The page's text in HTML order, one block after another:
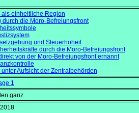
als einheitliche Region
durch die Moro-Befreiungsfront
und Steuerhoheit
durch die Moro-Befreiungsfront
von der Moro-Befreiungsfront ernannt
Aufsicht der Zentralbehörden
1
ganz